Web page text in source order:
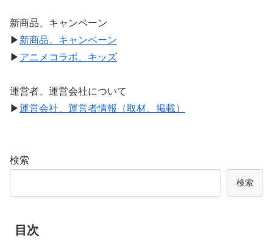
新商品、キャンペーン
▶ 新商品、キャンペーン
▶ アニメコラボ、キッズ
運営者、運営会社について
▶運営会社、運営者情報（取材、掲載）
検索
検索
目次